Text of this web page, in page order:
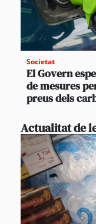
Societat
El Govern
de mesures
preus dels
Actualitat de